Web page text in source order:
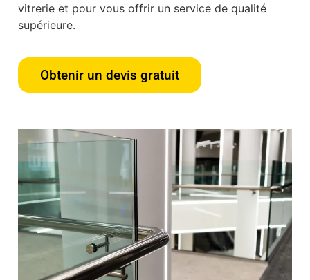
vitrerie et pour vous offrir un service de qualité
supérieure.
Obtenir un devis gratuit